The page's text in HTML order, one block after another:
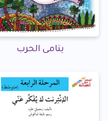
يتامى الحرب